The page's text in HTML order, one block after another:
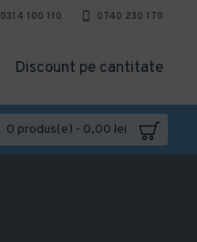
0314 100 110 0740 230 170
Discount pe cantitate
0 produs(e) - 0,00 lei